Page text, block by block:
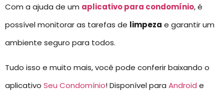
Com a ajuda de um aplicativo para condomínio, é
possível monitorar as tarefas de limpeza e garantir um
ambiente seguro para todos.
Tudo isso e muito mais, você pode conferir baixando o
aplicativo Seu Condomínio! Disponível para Android e